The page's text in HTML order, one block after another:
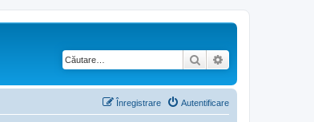
Căutare
Autentificare
Înregistrare